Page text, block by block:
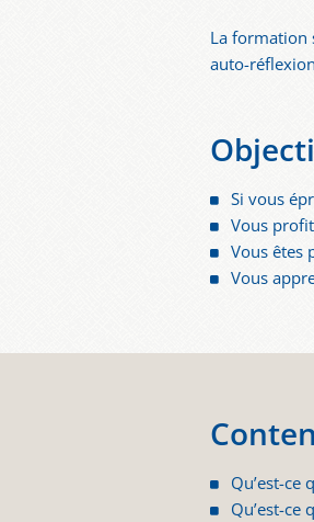
La formation
auto-
Si vous
Vous
Vous êtes
Vous
Qu’est-ce
Qu’est-ce